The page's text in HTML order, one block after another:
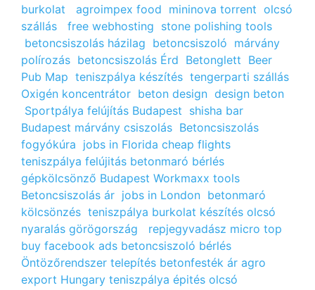
burkolat
agroimpex food mininova torrent olcsó
szállás
free webhosting stone polishing tools
betoncsiszolás házilag betoncsiszoló márvány
polírozás betoncsiszolás Érd Betonglett Beer
Pub Map teniszpálya készítés tengerparti szállás
Oxigén koncentrátor beton design design beton
Sportpálya felújítás Budapest shisha bar
Budapest márvány csiszolás Betoncsiszolás
fogyókúra jobs in Florida cheap flights
teniszpálya felújitás betonmaró bérlés
gépkölcsönző Budapest Workmaxx tools
Betoncsiszolás ár jobs in London betonmaró
kölcsönzés teniszpálya burkolat készítés olcsó
nyaralás görögország
repjegyvadász micro top
buy facebook ads betoncsiszoló bérlés
Öntözőrendszer telepítés betonfesték ár agro
export Hungary teniszpálya épités olcsó